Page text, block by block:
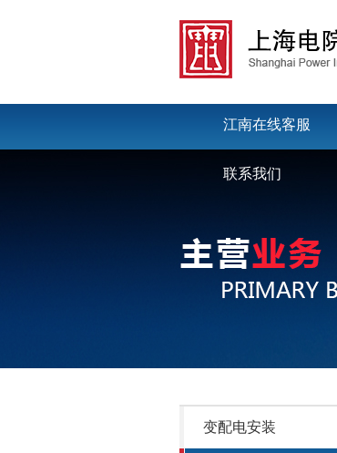
江南在线客服
联系我们
变配电安装